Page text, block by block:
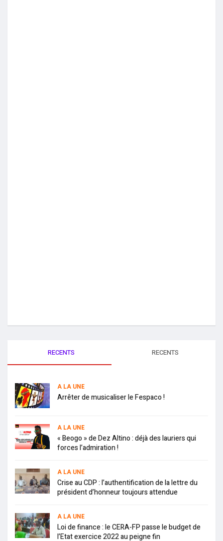
RECENTS RECENTS
A LA UNE
Arrêter de musicaliser le Fespaco !
A LA UNE
« Beogo » de Dez Altino : déjà des lauriers qui
forces l’admiration !
A LA UNE
Crise au CDP : l’authentification de la lettre du
président d’honneur toujours attendue
A LA UNE
Loi de finance : le CERA-FP passe le budget de
l’Etat exercice 2022 au peigne fin